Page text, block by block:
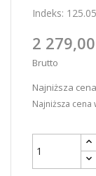
Indeks:
2 279,00
Brutto
Najniższa
Najniższa cena